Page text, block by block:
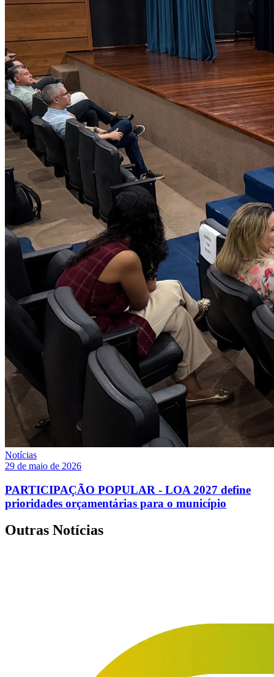
Notícias
29 de maio de 2026
PARTICIPAÇÃO POPULAR - LOA 2027 define
prioridades orçamentárias para o município
Outras Notícias